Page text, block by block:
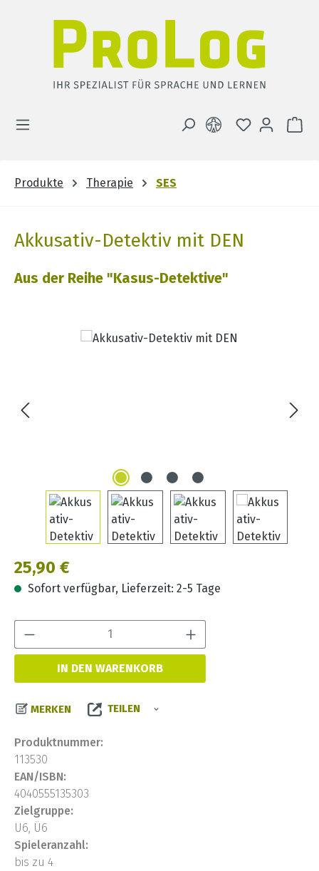
DU HAST 0
Produkte Therapie SES
Akkusativ-Detektiv mit DEN
Aus der Reihe "Kasus-Detektive"
Bildergalerie überspringen
Regulärer Preis:
25,90 €
Sofort verfügbar, Lieferzeit: 2-5 Tage
IN DEN WARENKORB
MERKEN TEILEN
Produktnummer:
113530
EAN/ISBN:
4040555135303
Zielgruppe:
U6, Ü6
Spieleranzahl:
bis zu 4